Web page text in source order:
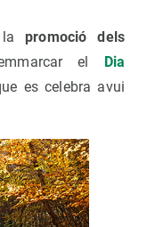
lapromoció dels
el
Dia
es celebra avui